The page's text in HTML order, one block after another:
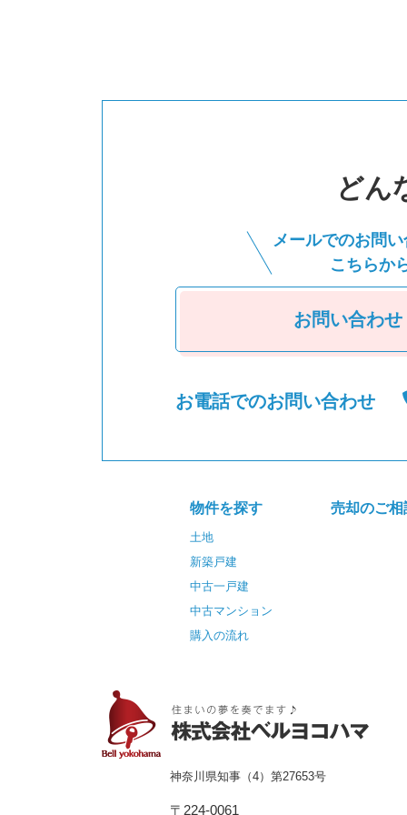
どん
メールでのお問
こちらか
お問い合わせ
お電話でのお問い合わせ
物件を探す
土地
新築戸建
中古一戸建
中古マンション
購入の流れ
売却のご相
神奈川県知事（4）第27653号
〒224-0061